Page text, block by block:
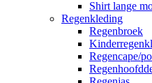
Shirt lange
Regenkleding
Regenbroek
Regencape/